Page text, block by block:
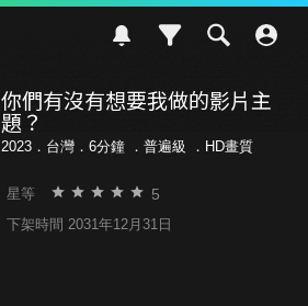
你們有沒有想要我做的影片主
題？
2023．台灣．6分鐘 ． 普遍級 ．HD畫質
星等 5
下架時間 2031年12月31日